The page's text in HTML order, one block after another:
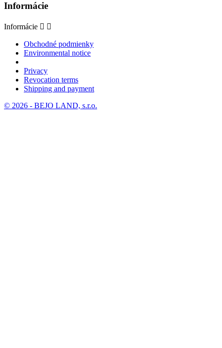
Informácie
Informácie  
Obchodné podmienky
Environmental notice
Privacy
Revocation terms
Shipping and payment
© 2026 - BEJO LAND, s.r.o.